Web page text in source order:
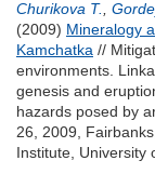
Churikova T.
(2009) Mineralogy
Kamchatka //
environments.
genesis and
hazards posed by
26, 2009,
Institute, University